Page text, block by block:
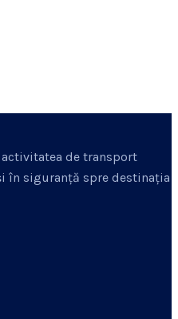
de transport
în siguranță spre destinația